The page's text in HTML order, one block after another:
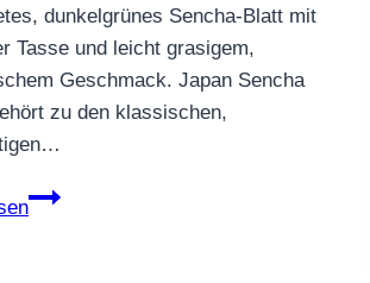
dunkelgrünes Sencha‑Blatt mit
Tasse und leicht grasigem,
Geschmack. Japan Sencha
zu den klassischen,
Japan